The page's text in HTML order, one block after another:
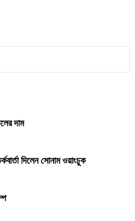
দাম
দিলেন সোনাম ওয়াংচুক